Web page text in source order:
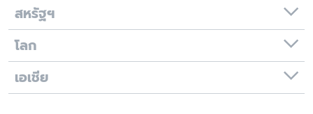
สหรัฐฯ
โลก
เอเชีย